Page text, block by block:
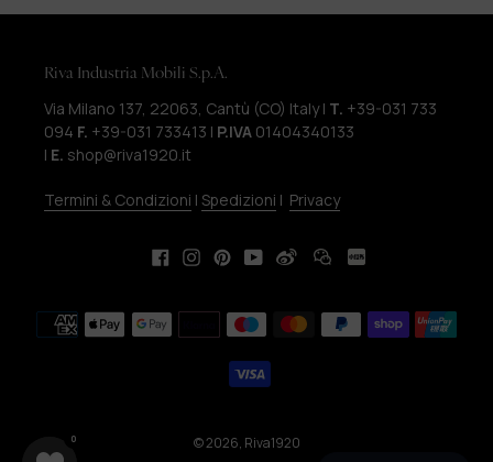
Riva Industria Mobili S.p.A.
Via Milano 137, 22063, Cantù (CO) Italy | T. +39-031 733
094 F. +39-031 733413 | P.IVA 01404340133
| E. shop@riva1920.it
Termini & Condizioni | Spedizioni | Privacy
Facebook
Instagram
PinterestYouTube
Metodi
di
pagamento
© 2026, Riva1920
00